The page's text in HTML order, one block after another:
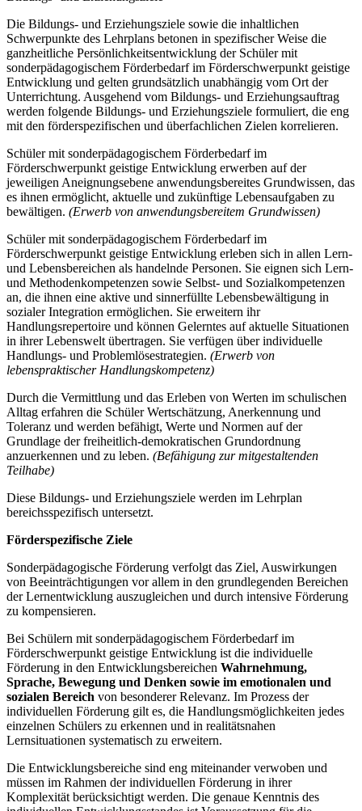
Die Bildungs- und Erziehungsziele sowie die inhaltlichen
Schwerpunkte des Lehrplans betonen in spezifischer Weise die
ganzheitliche Persönlichkeitsentwicklung der Schüler mit
sonderpädagogischem Förderbedarf im Förderschwerpunkt geistige
Entwicklung und gelten grundsätzlich unabhängig vom Ort der
Unterrichtung. Ausgehend vom Bildungs- und Erziehungsauftrag
werden folgende Bildungs- und Erziehungsziele formuliert, die eng
mit den förderspezifischen und überfachlichen Zielen korrelieren.
Schüler mit sonderpädagogischem Förderbedarf im
Förderschwerpunkt geistige Entwicklung erwerben auf der
jeweiligen Aneignungsebene anwendungsbereites Grundwissen, das
es ihnen ermöglicht, aktuelle und zukünftige Lebensaufgaben zu
bewältigen. (Erwerb von anwendungsbereitem Grundwissen)
Schüler mit sonderpädagogischem Förderbedarf im
Förderschwerpunkt geistige Entwicklung erleben sich in allen Lern-
und Lebensbereichen als handelnde Personen. Sie eignen sich Lern-
und Methodenkompetenzen sowie Selbst- und Sozialkompetenzen
an, die ihnen eine aktive und sinnerfüllte Lebensbewältigung in
sozialer Integration ermöglichen. Sie erweitern ihr
Handlungsrepertoire und können Gelerntes auf aktuelle Situationen
in ihrer Lebenswelt übertragen. Sie verfügen über individuelle
Handlungs- und Problemlösestrategien. (Erwerb von
lebenspraktischer Handlungskompetenz)
Durch die Vermittlung und das Erleben von Werten im schulischen
Alltag erfahren die Schüler Wertschätzung, Anerkennung und
Toleranz und werden befähigt, Werte und Normen auf der
Grundlage der freiheitlich-demokratischen Grundordnung
anzuerkennen und zu leben. (Befähigung zur mitgestaltenden
Teilhabe)
Diese Bildungs- und Erziehungsziele werden im Lehrplan
bereichsspezifisch untersetzt.
Förderspezifische Ziele
Sonderpädagogische Förderung verfolgt das Ziel, Auswirkungen
von Beeinträchtigungen vor allem in den grundlegenden Bereichen
der Lernentwicklung auszugleichen und durch intensive Förderung
zu kompensieren.
Bei Schülern mit sonderpädagogischem Förderbedarf im
Förderschwerpunkt geistige Entwicklung ist die individuelle
Förderung in den Entwicklungsbereichen Wahrnehmung,
Sprache, Bewegung und Denken sowie im emotionalen und
sozialen Bereich von besonderer Relevanz. Im Prozess der
individuellen Förderung gilt es, die Handlungsmöglichkeiten jedes
einzelnen Schülers zu erkennen und in realitätsnahen
Lernsituationen systematisch zu erweitern.
Die Entwicklungsbereiche sind eng miteinander verwoben und
müssen im Rahmen der individuellen Förderung in ihrer
Komplexität berücksichtigt werden. Die genaue Kenntnis des